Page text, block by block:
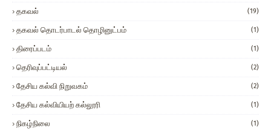
தகவல் (19)
தகவல் தொடர்பாடல் தொழினுட்பம் (1)
திரைப்படம் (1)
தெரிவுப்பட்டியல் (2)
தேசிய கல்வி நிறுவகம் (2)
தேசிய கல்வியியற் கல்லூரி (1)
நிகழ்நிலை (1)